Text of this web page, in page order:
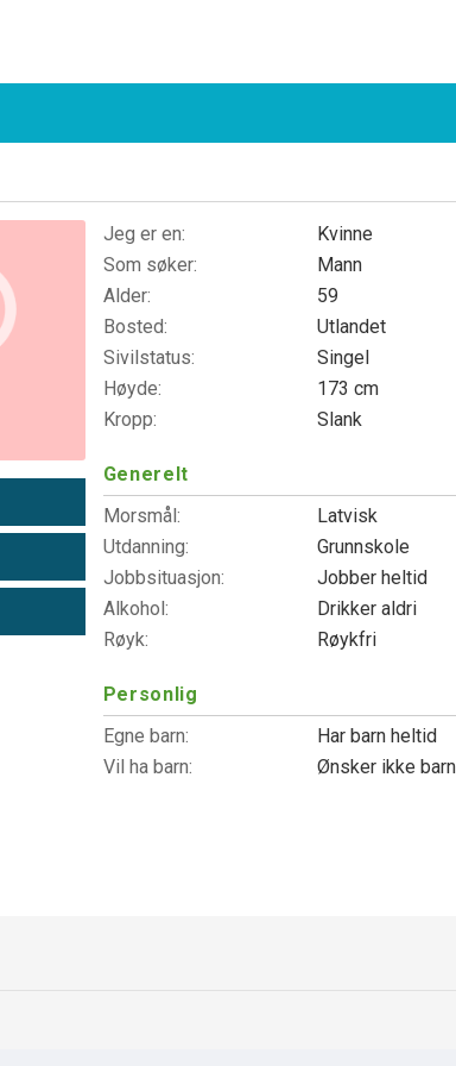
Jeg er en:
Kvinne
Som søker:
Mann
Alder:
59
Bosted:
Utlandet
Sivilstatus:
Singel
Høyde:
173 cm
Kropp:
Slank
Generelt
Morsmål:
Latvisk
Utdanning:
Grunnskole
Jobbsituasjon:
Jobber heltid
Alkohol:
Drikker aldri
Røyk:
Røykfri
Personlig
Egne barn:
Har barn heltid
Vil ha barn:
Ønsker ikke